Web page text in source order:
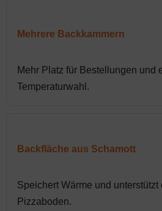
Mehrere Backkammern
Mehr Platz für Bestellungen und
Temperaturwahl.
Backfläche aus Schamott
Speichert Wärme und
Pizzaboden.